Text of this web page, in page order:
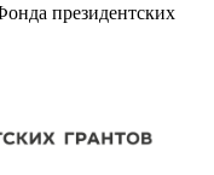
президентских